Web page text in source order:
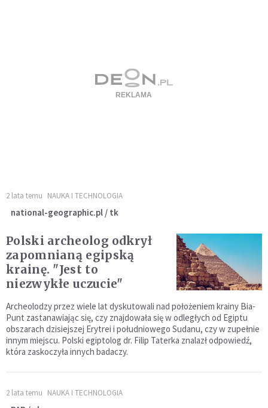
2 lata temu NAUKA I TECHNOLOGIA
national-geographic.pl / tk
Polski archeolog odkrył
zapomnianą egipską
krainę. "Jest to
niezwykłe uczucie"
Archeolodzy przez wiele lat dyskutowali nad położeniem krainy Bia-
Punt zastanawiając się, czy znajdowała się w odległych od Egiptu
obszarach dzisiejszej Erytrei i południowego Sudanu, czy w zupełnie
innym miejscu. Polski egiptolog dr. Filip Taterka znalazł odpowiedź,
która zaskoczyła innych badaczy.
2 lata temu NAUKA I TECHNOLOGIA